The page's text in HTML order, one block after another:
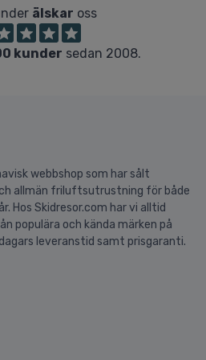
älskar oss
kunder sedan 2008.
webbshop som har sålt
allmän friluftsutrustning för både
Hos Skidresor.com har vi alltid
populära och kända märken på
leveranstid samt prisgaranti.